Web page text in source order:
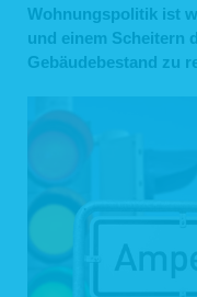
Wohnungspolitik ist
und einem Scheitern
Gebäudebestand zu